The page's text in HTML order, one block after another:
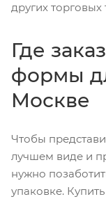
других торговых
Где
формы
Москве
Чтобы
лучшем виде и
нужно
упаковке.